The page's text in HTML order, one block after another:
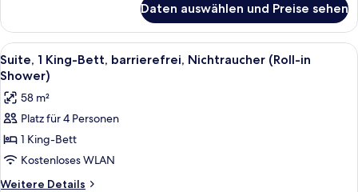
(Tub)
anzeigen
Mehrere
Betten,
barrierefrei,
Badewanne
Daten auswählen und Preise sehen
Alle
Fotos
für
Suite,
1 King-
Bett,
barrierefrei,
Nichtraucher
Ein ordentlich bezogenes Bett mit
8
Suite, 1 King-Bett, barrierefrei, Nichtraucher (Roll-in
Shower)
58 m²
Platz für 4 Personen
1 King-Bett
Kostenloses WLAN
Weitere Details
Weitere